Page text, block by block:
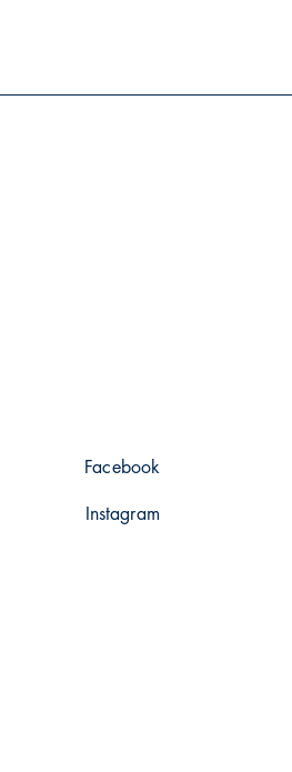
Facebook
Instagram